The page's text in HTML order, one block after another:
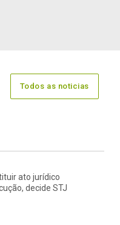
Todos as noticias
ato jurídico
decide STJ